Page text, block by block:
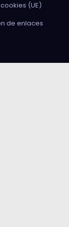
(UE)
de enlaces